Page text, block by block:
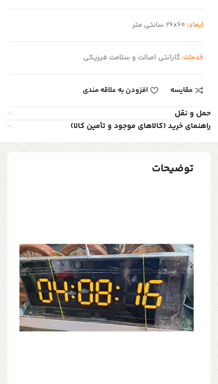
ابعاد: 26x60 سانتی متر
خدمات: گارانتی اصالت و سلامت فیزیکی
مقایسه افزودن به علاقه مندی
حمل و نقل
راهنمای خرید (کالاهای موجود و تأمین کالا)
توضیحات